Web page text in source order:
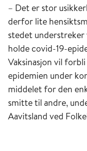
– Det er stor
derfor lite
stedet understreker
holde covid-19-
Vaksinasjon vil
epidemien under
middelet for den
smitte til andre,
Aavitsland ved